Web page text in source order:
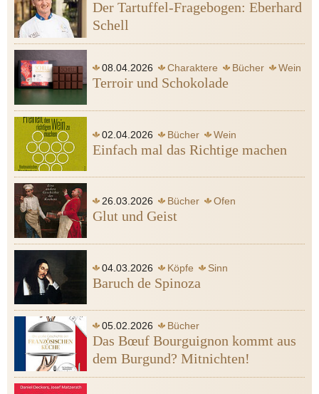
Der Tartuffel-Fragebogen: Eberhard
Schell
08.04.2026 Charaktere Bücher Wein
Terroir und Schokolade
02.04.2026 Bücher Wein
Einfach mal das Richtige machen
26.03.2026 Bücher Ofen
Glut und Geist
04.03.2026 Köpfe
Sinn
Spinoza Baruch de
Heine Heinrich
Ägypten
Baruch de Spinoza
05.02.2026 Bücher
Das Bœuf Bourguignon kommt aus
dem Burgund? Mitnichten!